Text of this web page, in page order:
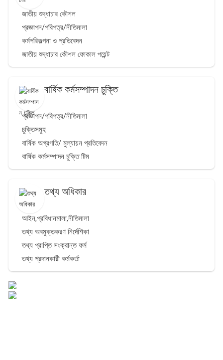
জাতীয় শুদ্ধাচার কৌশল
প্রজ্ঞাপন/পরিপত্র/নীতিমালা
কর্মপরিকল্পনা ও প্রতিবেদন
জাতীয় শুদ্ধাচার কৌশল ফোকাল পয়েন্ট
বার্ষিক কর্মসম্পাদন চুক্তি
প্রজ্ঞাপন/পরিপত্র/নীতিমালা
চুক্তিসমুহ
বার্ষিক অগ্রগতি/ মুল্যায়ন প্রতিবেদন
বার্ষিক কর্মসম্পাদন চুক্তি টিম
তথ্য অধিকার
আইন,প্রবিধানমালা,নীতিমালা
তথ্য অবমুক্তকরণ নির্দেশিকা
তথ্য প্রাপ্তি সংক্রান্ত ফর্ম
তথ্য প্রদানকারী কর্মকর্তা